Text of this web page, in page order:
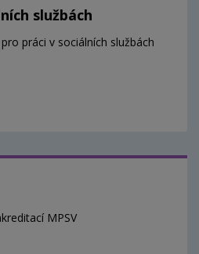
službách
práci v sociálních službách
MPSV